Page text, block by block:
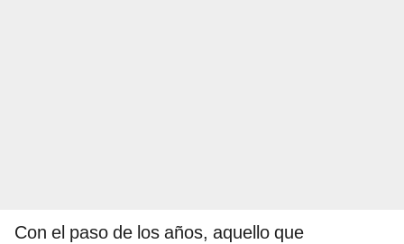
Con el paso de los años, aquello que